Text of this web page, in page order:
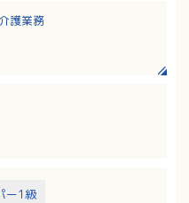
護業務
暮しいただくお手伝いをす
（食材宅配サービス）を利
ー1級